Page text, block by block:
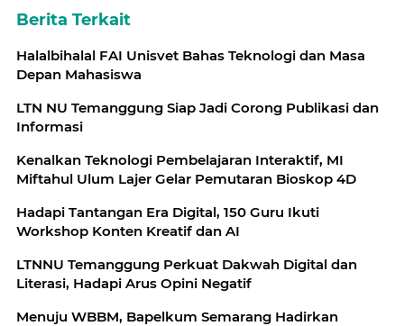
Berita Terkait
Halalbihalal FAI Unisvet Bahas Teknologi dan Masa
Depan Mahasiswa
LTN NU Temanggung Siap Jadi Corong Publikasi dan
Informasi
Kenalkan Teknologi Pembelajaran Interaktif, MI
Miftahul Ulum Lajer Gelar Pemutaran Bioskop 4D
Hadapi Tantangan Era Digital, 150 Guru Ikuti
Workshop Konten Kreatif dan AI
LTNNU Temanggung Perkuat Dakwah Digital dan
Literasi, Hadapi Arus Opini Negatif
Menuju WBBM, Bapelkum Semarang Hadirkan